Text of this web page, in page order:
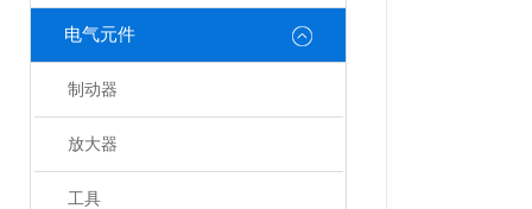
电气元件
制动器
放大器
工具